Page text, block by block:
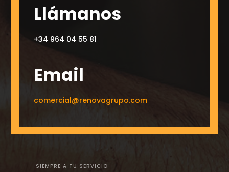
SIEMPRE A TU SERVICIO
Llámanos
+34 964 04 55 81
Email
comercial@renovagrupo.com